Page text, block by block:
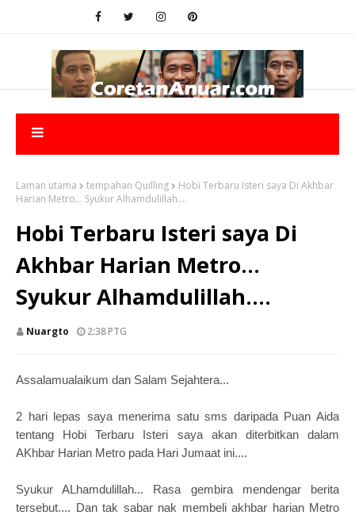
Laman utama tempahan Quilling
Hobi Terbaru Isteri saya Di Akhbar
Harian Metro... Syukur Alhamdulillah....
Hobi Terbaru Isteri saya Di
Akhbar Harian Metro...
Syukur Alhamdulillah....
Nuargto 2:38 PTG
Assalamualaikum dan Salam Sejahtera...
2 hari lepas saya menerima satu sms daripada Puan Aida
tentang Hobi Terbaru Isteri saya akan diterbitkan dalam
AKhbar Harian Metro pada Hari Jumaat ini....
Syukur ALhamdulillah... Rasa gembira mendengar berita
tersebut.... Dan tak sabar nak membeli akhbar harian Metro